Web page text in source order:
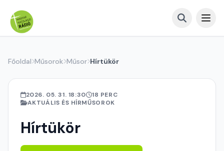
Főoldal Műsorok Műsor Hírtükör
2026. 05. 31. 18:30
18 PERC
AKTUÁLIS ÉS HÍRMŰSOROK
Hírtükör